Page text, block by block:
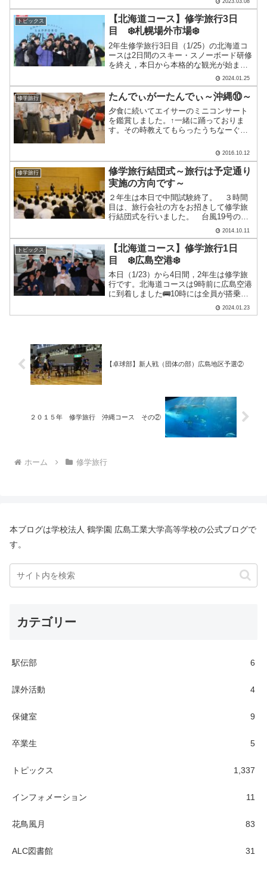
した。生徒たちは皆元気。ありがたいこ
とに指定時間のちょっと前.....
トピックス
【北海道コース】修学旅行3日
目 ❄️札幌場外市場❄️
2年生修学旅行3日目（1/25）の北海道コ
ースは2日間のスキー・スノーボード研修
を終え，本日から本格的な観光が始まり
ます。午前中はウポポイ民族共生象徴空
間に行きました🚌11時過ぎに出発して次
に向かったのは札幌場外市場！約1時間30
分，バスの.....
2024.01.25
修学旅行 たんでぃがーたんでぃ～沖縄⑩～
夕食に続いてエイサーのミニコンサート
を鑑賞しました。↑一緒に踊っておりま
す。その時教えてもらったうちなーぐち
です。意味は「ありがとう」あちこちで
ティビティ。しっかり.....
2016.10.12
修学旅行
修学旅行結団式～旅行は予定通り
実施の方向です～
２年生は本日で中間試験終了。 ３時間
目は、旅行会社の方をお招きして修学旅
行結団式を行いました。 台風19号の行
方が心配されますが、現在のところ予定
通り実施の方向で準備しております。14
日（火）には時間通りに指定の場所へご
集合ください。 「高.....
2014.10.11
トピックス
【北海道コース】修学旅行1日
目 ❄️広島空港❄️
本日（1/23）から4日間，2年生は修学旅
行です。北海道コースは9時前に広島空港
に到着しました🚌10時には全員が搭乗口
に入りました。広島空港の関係者の皆
様，ご対応ありがとうございました。11
2024.01.23
【卓球部】新人戦（団体の部）広島地区予選②
２０１５年 修学旅行 沖縄コース その②
ホーム 修学旅行
本ブログは学校法人 鶴学園 広島工業大学高等学校の公式ブログで
す。
カテゴリー
駅伝部 6
課外活動 4
保健室 9
卒業生 5
トピックス 1,337
インフォメーション 11
花鳥風月 83
ALC図書館 31